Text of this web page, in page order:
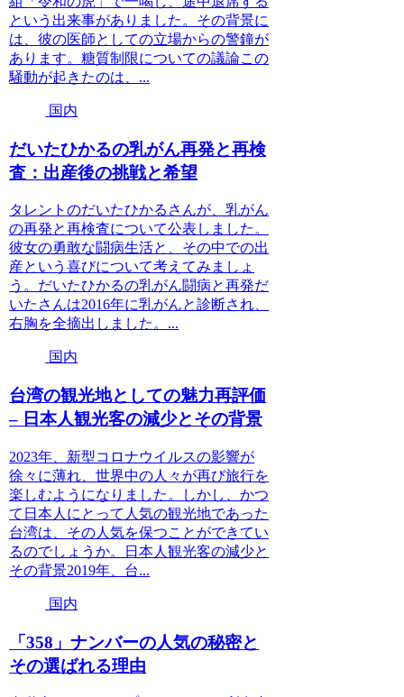
という出来事がありました。その背景に
は、彼の医師としての立場からの警鐘が
あります。糖質制限についての議論この
騒動が起きたのは、...
国内
だいたひかるの乳がん再発と再検
査：出産後の挑戦と希望
タレントのだいたひかるさんが、乳がん
の再発と再検査について公表しました。
彼女の勇敢な闘病生活と、その中での出
産という喜びについて考えてみましょ
う。だいたひかるの乳がん闘病と再発だ
いたさんは2016年に乳がんと診断され、
右胸を全摘出しました。...
国内
台湾の観光地としての魅力再評価
– 日本人観光客の減少とその背景
2023年、新型コロナウイルスの影響が
徐々に薄れ、世界中の人々が再び旅行を
楽しむようになりました。しかし、かつ
て日本人にとって人気の観光地であった
台湾は、その人気を保つことができてい
るのでしょうか。日本人観光客の減少と
その背景2019年、台...
国内
「358」ナンバーの人気の秘密と
その選ばれる理由